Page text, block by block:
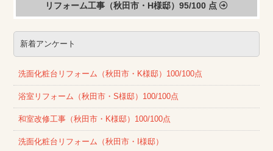
リフォーム工事（秋田市・H様邸）95/100 点
新着アンケート
洗面化粧台リフォーム（秋田市・K様邸）100/100点
浴室リフォーム（秋田市・S様邸）100/100点
和室改修工事（秋田市・K様邸）100/100点
洗面化粧台リフォーム（秋田市・I様邸）